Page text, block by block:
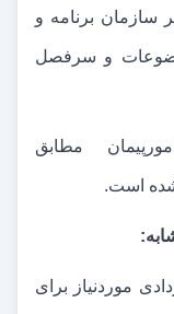
برنامه و
و سرفصل
مطابق
است.
موردنیاز برای